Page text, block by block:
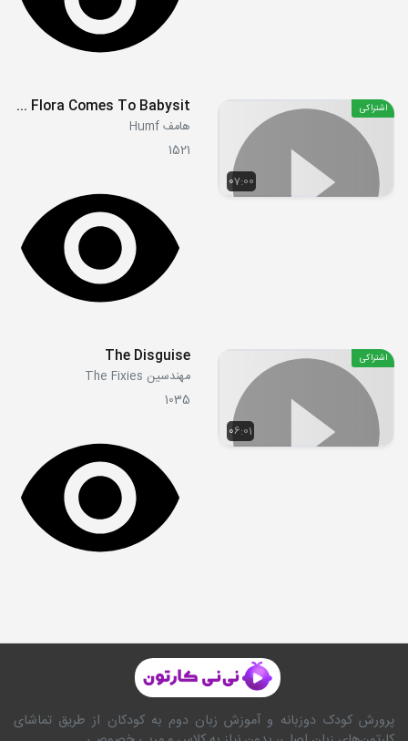
07:00
اشتراکی E54 - Flora Comes To Babysit
هامف Humf
1521
06:01
اشتراکی The Disguise
مهندسین The Fixies
1035
پرورش کودک دوزبانه و آموزش زبان دوم به کودکان از طریق تماشای